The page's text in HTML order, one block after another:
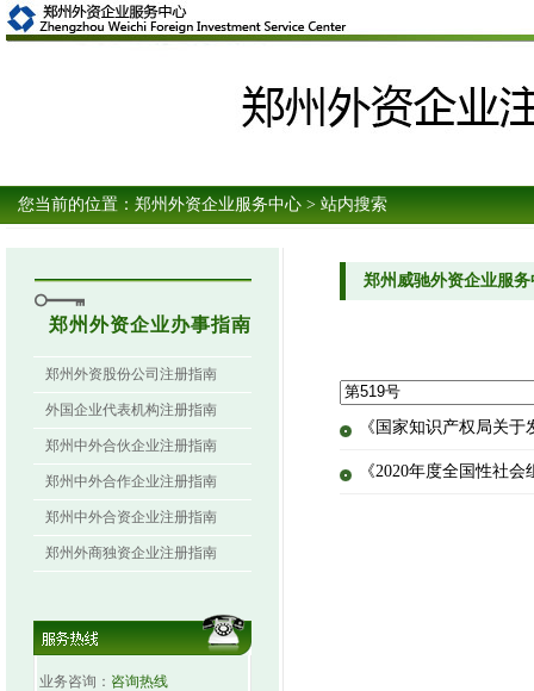
您当前的位置： 郑州外资企业服务中心 > 站内搜索
郑州外资企业办事指南
郑州外资股份公司注册指南
外国企业代表机构注册指南
郑州中外合伙企业注册指南
郑州中外合作企业注册指南
郑州中外合资企业注册指南
郑州外商独资企业注册指南
业务咨询： 咨询热线
郑州威驰外资企业服
《国家知识产权局关
《2020年度全国性社